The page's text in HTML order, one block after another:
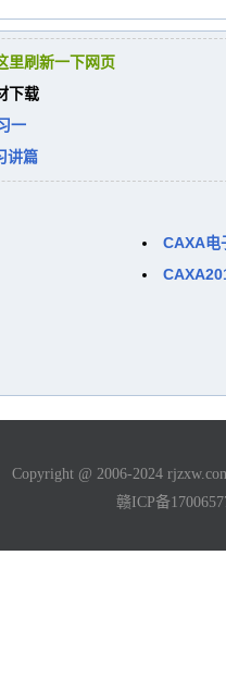
里刷新一下网页
下载
一
讲篇
CAXA电
Copyright @ 2006-2024
赣ICP备